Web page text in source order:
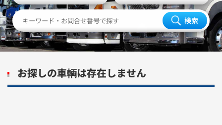
検索
お探しの車輌は存在しません